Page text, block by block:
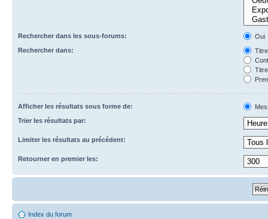
Rechercher dans les sous-forums:
Oui
Rechercher dans:
Afficher les résultats sous forme de:
Trier les résultats par:
Limiter les résultats au précédent:
Retourner en premier les:
Index du forum